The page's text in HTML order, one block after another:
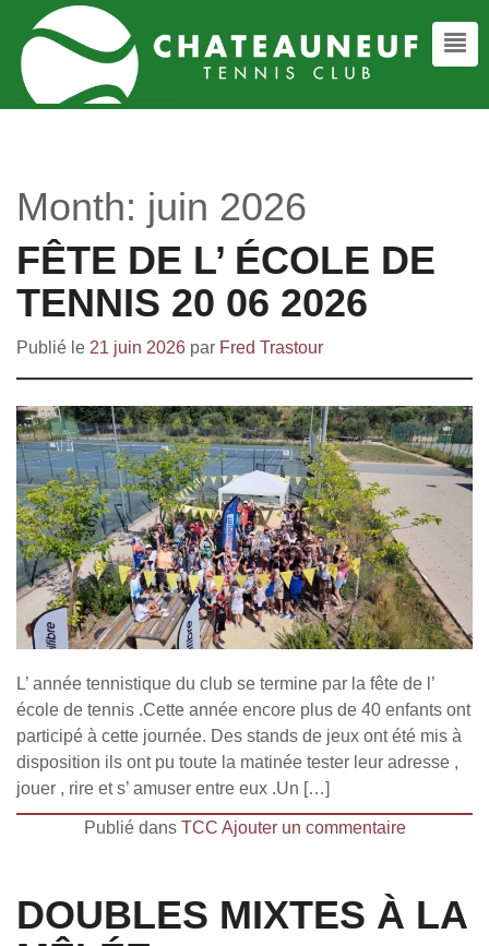
Month: juin 2026
FÊTE DE L’ ÉCOLE DE
TENNIS 20 06 2026
Publié le 21 juin 2026 par Fred Trastour
L’ année tennistique du club se termine par la fête de l’
école de tennis .Cette année encore plus de 40 enfants ont
participé à cette journée. Des stands de jeux ont été mis à
disposition ils ont pu toute la matinée tester leur adresse ,
jouer , rire et s’ amuser entre eux .Un […]
Publié dans TCC Ajouter un commentaire
DOUBLES MIXTES À LA